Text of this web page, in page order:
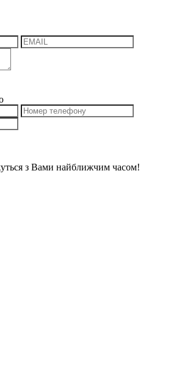
з Вами найближчим часом!